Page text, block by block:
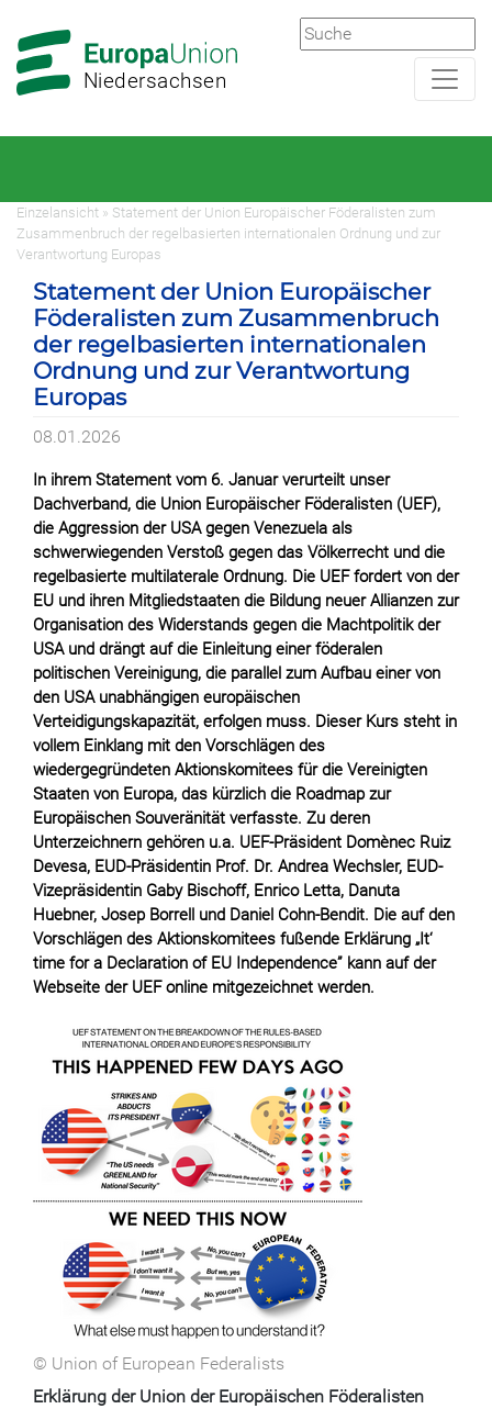
Hauptnavigation
Hauptbereich
Niedersachsen
Einzelansicht » Statement der Union Europäischer Föderalisten zum
Zusammenbruch der regelbasierten internationalen Ordnung und zur
Verantwortung Europas
Statement der Union Europäischer
Föderalisten zum Zusammenbruch
der regelbasierten internationalen
Ordnung und zur Verantwortung
Europas
08.01.2026
In ihrem Statement vom 6. Januar verurteilt unser
Dachverband, die Union Europäischer Föderalisten (UEF),
die Aggression der USA gegen Venezuela als
schwerwiegenden Verstoß gegen das Völkerrecht und die
regelbasierte multilaterale Ordnung. Die UEF fordert von der
EU und ihren Mitgliedstaaten die Bildung neuer Allianzen zur
Organisation des Widerstands gegen die Machtpolitik der
USA und drängt auf die Einleitung einer föderalen
politischen Vereinigung, die parallel zum Aufbau einer von
den USA unabhängigen europäischen
Verteidigungskapazität, erfolgen muss. Dieser Kurs steht in
vollem Einklang mit den Vorschlägen des
wiedergegründeten Aktionskomitees für die Vereinigten
Staaten von Europa, das kürzlich die Roadmap zur
Europäischen Souveränität verfasste. Zu deren
Unterzeichnern gehören u.a. UEF-Präsident Domènec Ruiz
Devesa, EUD-Präsidentin Prof. Dr. Andrea Wechsler, EUD-
Vizepräsidentin Gaby Bischoff, Enrico Letta, Danuta
Huebner, Josep Borrell und Daniel Cohn-Bendit. Die auf den
Vorschlägen des Aktionskomitees fußende Erklärung „It‘
time for a Declaration of EU Independence” kann auf der
Webseite der UEF online mitgezeichnet werden.
© Union of European Federalists
Erklärung der Union der Europäischen Föderalisten